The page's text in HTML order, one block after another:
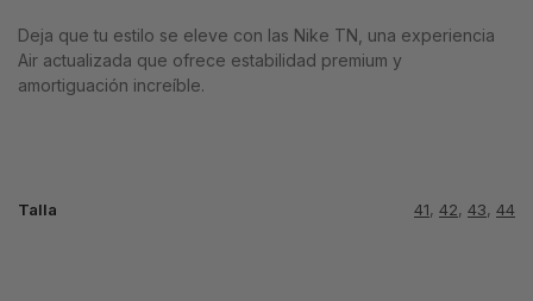
Deja que tu estilo se eleve con las Nike TN, una experiencia
Air actualizada que ofrece estabilidad premium y
amortiguación increíble.
Talla 41, 42, 43, 44